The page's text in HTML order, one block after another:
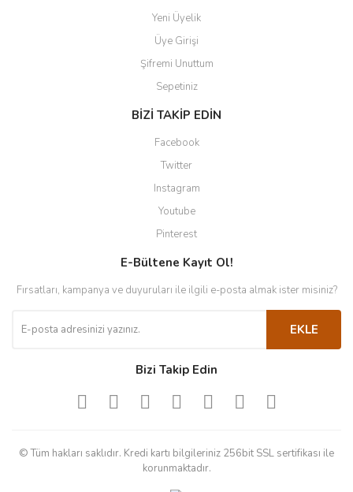
Yeni Üyelik
Üye Girişi
Şifremi Unuttum
Sepetiniz
BİZİ TAKİP EDİN
Facebook
Twitter
Instagram
Youtube
Pinterest
E-Bültene Kayıt Ol!
Fırsatları, kampanya ve duyuruları ile ilgili e-posta almak ister misiniz?
EKLE
Bizi Takip Edin
© Tüm hakları saklıdır. Kredi kartı bilgileriniz 256bit SSL sertifikası ile
korunmaktadır.